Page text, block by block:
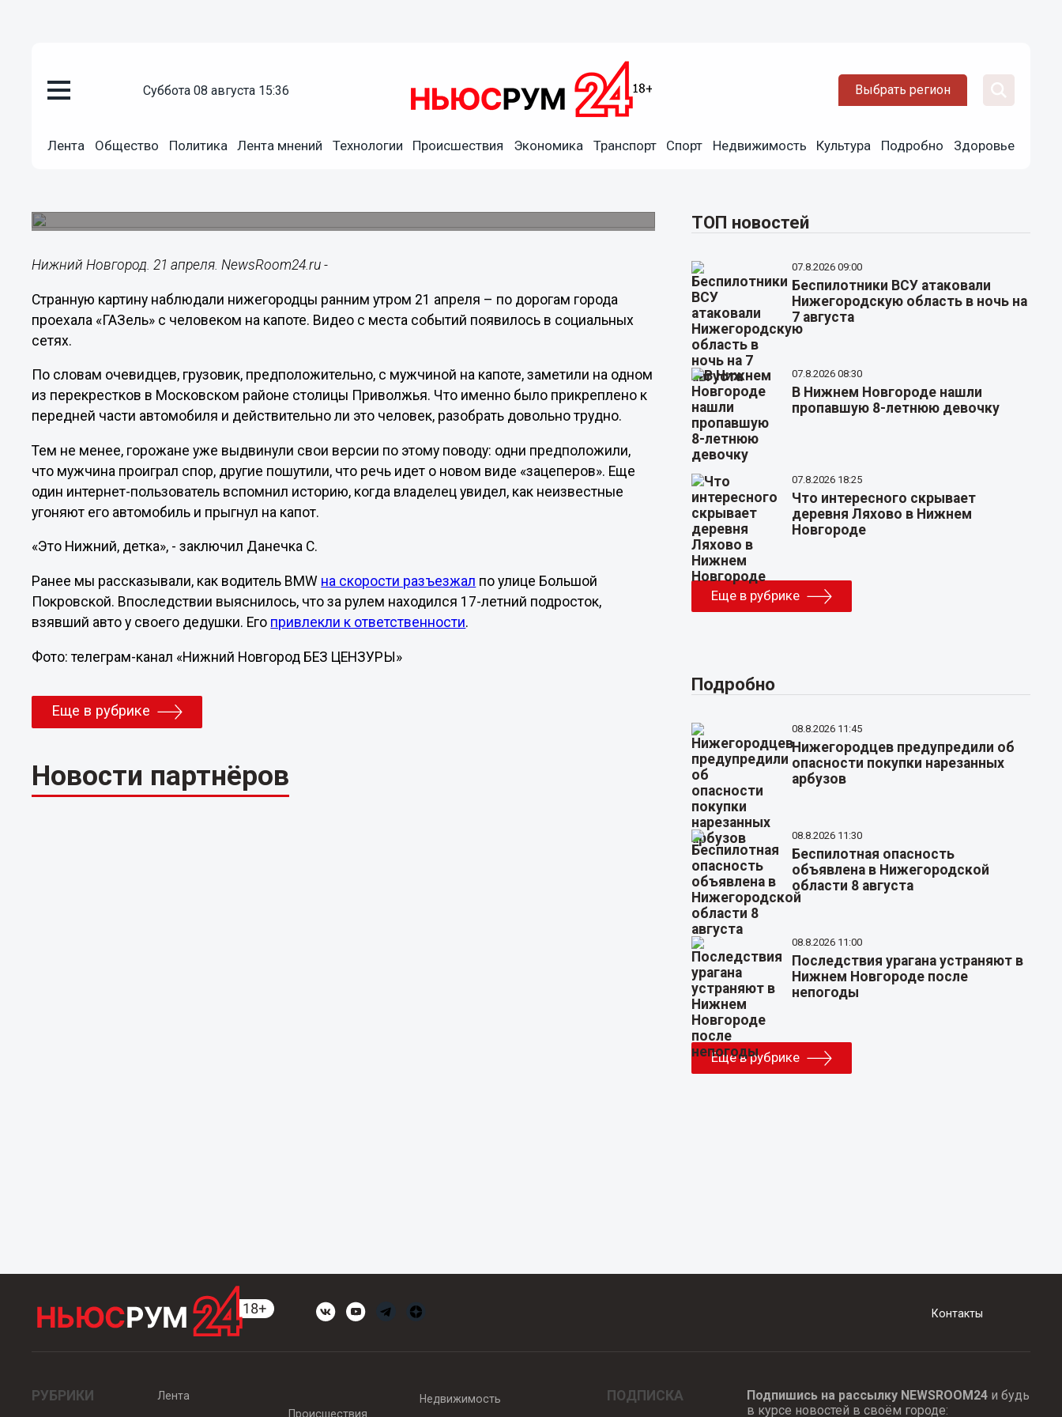
суббота 08 августа 15:36 Выбрать регион
Лента Общество Политика Лента мнений Технологии Происшествия Экономика Транспорт Спорт Недвижимость Культура Подробно Здоровье
«Газель» с человеком на капоте промчалась по улицам
Нижний Новгород. 21 апреля. NewsRoom24.ru -
Странную картину наблюдали нижегородцы ранним утром 21 апреля – по дорогам города
проехала «ГАЗель» с человеком на капоте. Видео с места событий появилось в социальных
сетях.
По словам очевидцев, грузовик, предположительно, с мужчиной на капоте, заметили на одном
из перекрестков в Московском районе столицы Приволжья. Что именно было прикреплено к
передней части автомобиля и действительно ли это человек, разобрать довольно трудно.
Тем не менее, горожане уже выдвинули свои версии по этому поводу: одни предположили,
что мужчина проиграл спор, другие пошутили, что речь идет о новом виде «зацеперов». Еще
один интернет-пользователь вспомнил историю, когда владелец увидел, как неизвестные
угоняют его автомобиль и прыгнул на капот.
«Это Нижний, детка», - заключил Данечка С.
Ранее мы рассказывали, как водитель BMW на скорости разъезжал по улице Большой
Покровской. Впоследствии выяснилось, что за рулем находился 17-летний подросток,
взявший авто у своего дедушки. Его привлекли к ответственности.
Фото: телеграм-канал «Нижний Новгород БЕЗ ЦЕНЗУРЫ»
Еще в рубрике
Новости партнёров
ТОП новостей
07.8.2026 09:00
Беспилотники ВСУ атаковали
Нижегородскую область в ночь на
7 августа
07.8.2026 08:30
В Нижнем Новгороде нашли
пропавшую 8-летнюю девочку
07.8.2026 18:25
Что интересного скрывает
деревня Ляхово в Нижнем
Новгороде
Еще в рубрике
Подробно
08.8.2026 11:45
Нижегородцев предупредили об
опасности покупки нарезанных
арбузов
08.8.2026 11:30
Беспилотная опасность
объявлена в Нижегородской
области 8 августа
08.8.2026 11:00
Последствия урагана устраняют в
Нижнем Новгороде после
непогоды
Еще в рубрике
Контакты
РУБРИКИ
Лента
Происшествия
Недвижимость ПОДПИСКА Подпишись на рассылку NEWSROOM24и будь
в курсе новостей в своём городе: